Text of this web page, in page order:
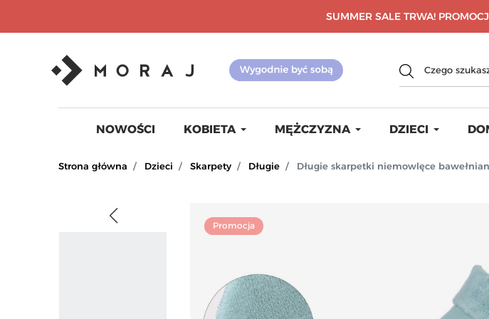
SUMMER SALE TRWA!
NOWOŚCI KOBIETA MĘŻCZYZNA DZIECI
Strona główna Dzieci Skarpety Długie Długie skarpetki niemowlęce
Promocja